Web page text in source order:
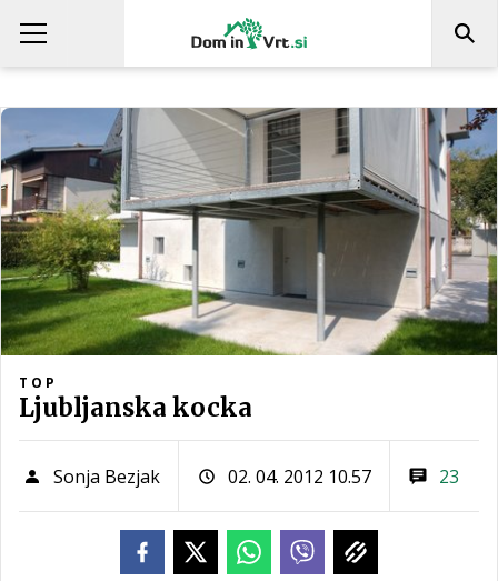
TOP
Ljubljanska kocka
Sonja Bezjak 02. 04. 2012 10.57 23